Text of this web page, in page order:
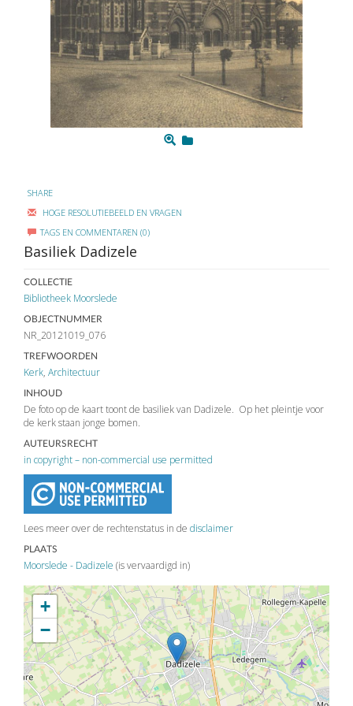
SHARE
HOGE RESOLUTIEBEELD EN VRAGEN
TAGS EN COMMENTAREN (0)
Basiliek Dadizele
COLLECTIE
Bibliotheek Moorslede
OBJECTNUMMER
NR_20121019_076
TREFWOORDEN
Kerk, Architectuur
INHOUD
De foto op de kaart toont de basiliek van Dadizele. Op het pleintje voor
de kerk staan jonge bomen.
AUTEURSRECHT
in copyright – non-commercial use permitted
Lees meer over de rechtenstatus in de disclaimer
PLAATS
Moorslede - Dadizele (is vervaardigd in)
+
−